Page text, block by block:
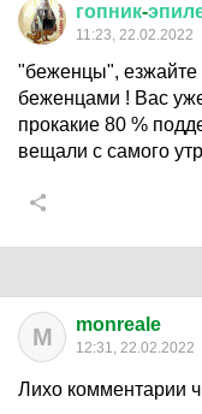
гопник-
11:23, 22.02.2022
"беженцы", езжайте
беженцами ! Вас
прокакие 80 %
вещали с самого
M monreale
12:31, 22.02.2022
Лихо комментарии